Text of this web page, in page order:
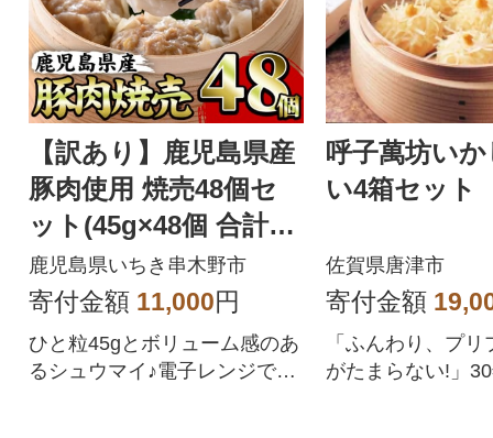
【訳あり】鹿児島県産
豚肉使用 焼売48個セ
ット(45g×48個 合計2k
g超え!)
鹿児島県いちき串木野市
寄付金額 11,000円
ひと粒45gとボリューム感のあ
るシュウマイ♪電子レンジでチ
呼子萬坊い
い4箱セット
佐賀県唐津市
寄付金額
「ふんわり、プ
がたまらない!」